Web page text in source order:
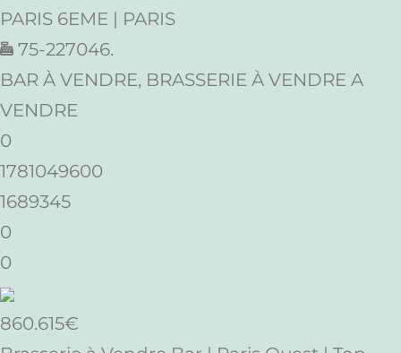
PARIS 6EME | PARIS
75-227046.
BAR À VENDRE, BRASSERIE À VENDRE A
VENDRE
0
1781049600
1689345
0
0
860.615€